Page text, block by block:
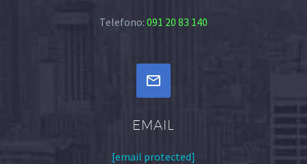
Telefono: 091 20 83 140


EMAIL
[email protected]